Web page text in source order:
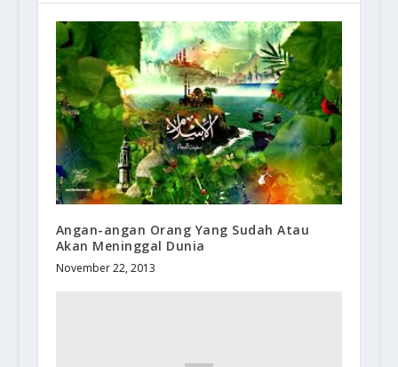
Angan-angan Orang Yang Sudah Atau
Akan Meninggal Dunia
November 22, 2013